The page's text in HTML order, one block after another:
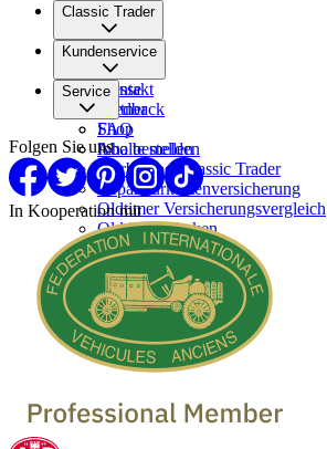
Classic Trader
Über uns
Karriere
Presse
Partner
Kundenservice
Kontakt
Feedback
FAQ
Inhalte melden
Service
Shop
Abo bestellen
Werben bei Classic Trader
Reparaturkostenversicherung
Oldtimer Versicherungsvergleich
Oldtimer Marken
Oldtimer verkaufen
Oldtimer Händler
Oldtimer Garagen
Folgen Sie uns
In Kooperation mit